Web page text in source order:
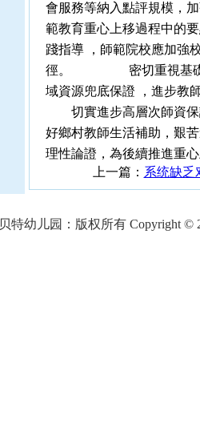
會服務等納入點評規模
範教育重心上移過程中的
踐指導 ，師範院校應加強
徑。 密切重視基礎教育
域資源兜底保證 ，進步教
切實進步高層次師資保證才能
好鄉村教師生活補助，艱
理性論證，為後續推進
上一篇： 系统缺乏
贝特幼儿园：版权所有 Copyright ©